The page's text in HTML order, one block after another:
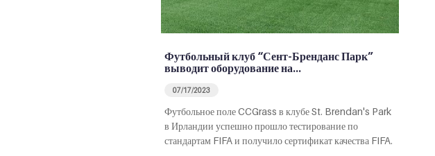
Футбольный клуб “Сент-Бренданс Парк”
выводит оборудование на…
07/17/2023
Футбольное поле CCGrass в клубе St. Brendan's Park
в Ирландии успешно прошло тестирование по
стандартам FIFA и получило сертификат качества FIFA.